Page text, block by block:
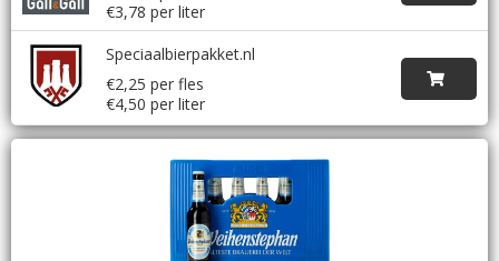
€3,78 per liter
Speciaalbierpakket.nl
€2,25 per fles
€4,50 per liter